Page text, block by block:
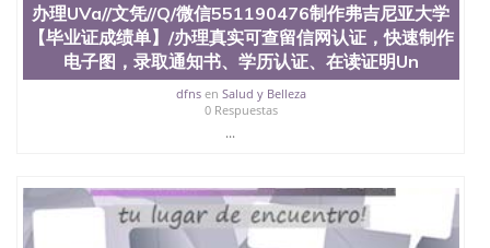
办理UVa//文凭//Q/微信551190476制作弗吉尼亚大学
【毕业证成绩单】/办理真实可查留信网认证，快速制作
电子图，录取通知书、学历认证、在读证明Un
dfnsen Salud y Belleza
0 Respuestas
...